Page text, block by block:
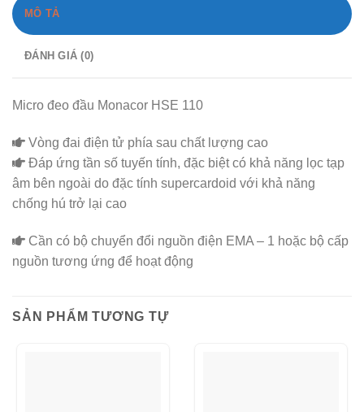
MÔ TẢ
ĐÁNH GIÁ (0)
Micro đeo đầu Monacor HSE 110
Vòng đai điện tử phía sau chất lượng cao
Đáp ứng tần số tuyến tính, đặc biệt có khả năng lọc tạp
âm bên ngoài do đặc tính supercardoid với khả năng
chống hú trở lại cao
Cần có bộ chuyển đổi nguồn điện EMA – 1 hoặc bộ cấp
nguồn tương ứng để hoạt động
SẢN PHẨM TƯƠNG TỰ